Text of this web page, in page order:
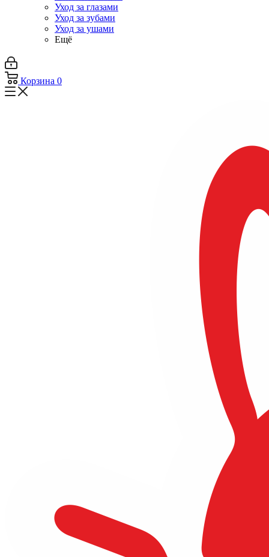
Уход за глазами
Уход за зубами
Уход за ушами
Ещё
Корзина 0